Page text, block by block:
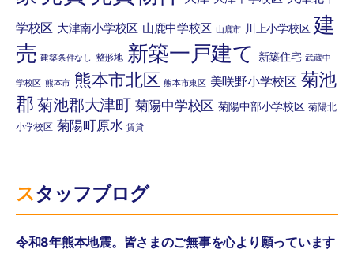
学校区 大津南小学校区 山鹿中学校区 山鹿市 川上小学校区 建
売 建築条件なし 整形地 新築一戸建て 新築住宅 武蔵中
学校区 熊本市 熊本市北区 熊本市東区 美咲野小学校区 菊池
郡 菊池郡大津町 菊陽中学校区 菊陽中部小学校区 菊陽北
小学校区 菊陽町原水 賃貸
スタッフブログ
令和8年熊本地震。皆さまのご無事を心より願っています